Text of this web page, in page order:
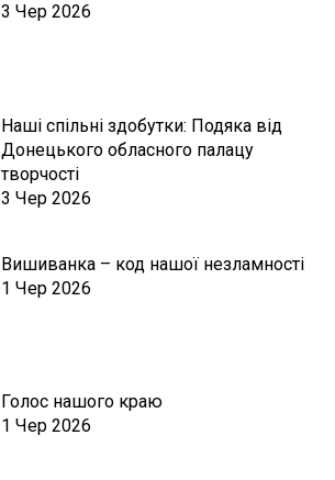
3 Чер 2026
Наші спільні здобутки: Подяка від
Донецького обласного палацу
творчості
3 Чер 2026
Вишиванка – код нашої незламності
1 Чер 2026
Голос нашого краю
1 Чер 2026